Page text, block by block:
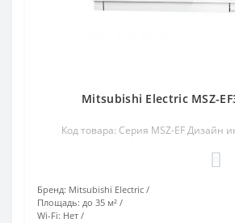
Mitsubishi Electric MSZ-
Код товара: Серия MSZ-EF Дизайн
Бренд: Mitsubishi Electric
Площадь: до 35 м²
Wi-Fi: Нет